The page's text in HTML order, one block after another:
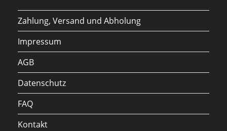
Zahlung, Versand und Abholung
Impressum
AGB
Datenschutz
FAQ
Kontakt